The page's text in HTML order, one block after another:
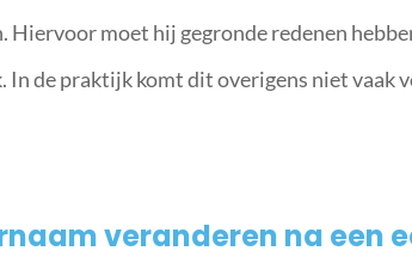
Hiervoor moet hij gegronde redenen
In de praktijk komt dit overigens niet vaak
veranderen na een